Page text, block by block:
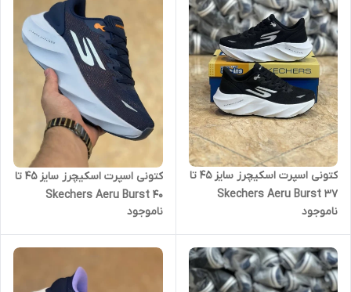
کتونی اسپرت اسکیچرز سایز 45 تا
37 Skechers Aeru Burst
ناموجود
کتونی اسپرت اسکیچرز سایز 45 تا
40 Skechers Aeru Burst
ناموجود